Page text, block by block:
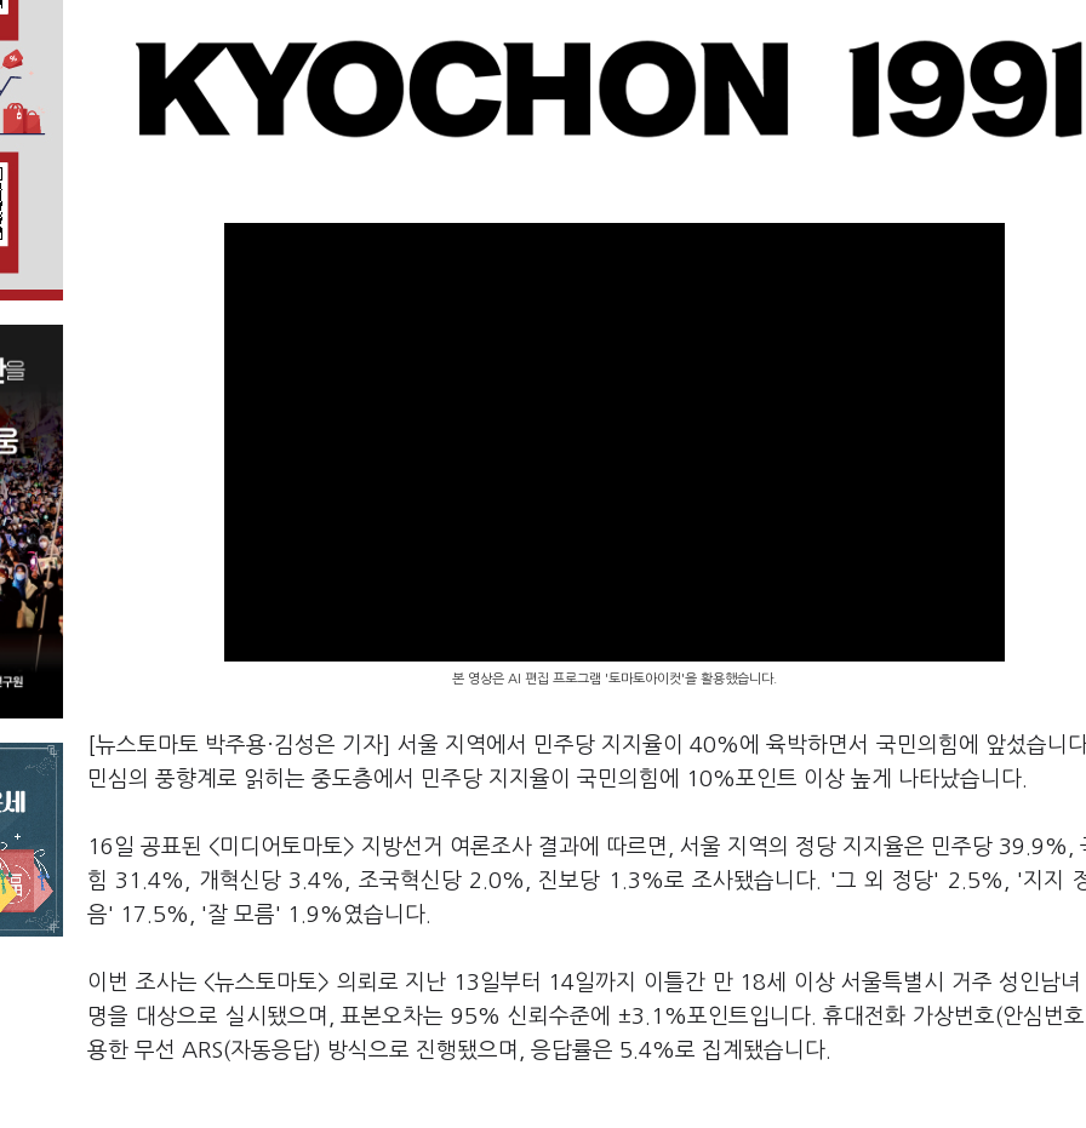
본 영상은 AI 편집 프로그램 '토마토아이컷'을 활용했습니다.
[뉴스토마토 박주용·김성은 기자] 서울 지역에서 민주당 지지율이 40%에 육박하면서 국민의힘에 앞섰습니
민심의 풍향계로 읽히는 중도층에서 민주당 지지율이 국민의힘에 10%포인트 이상 높게 나타났습니다.
16일 공표된 <미디어토마토> 지방선거 여론조사 결과에 따르면, 서울 지역의 정당 지지율은 민주당 39.9%,
힘 31.4%, 개혁신당 3.4%, 조국혁신당 2.0%, 진보당 1.3%로 조사됐습니다. '그 외 정당' 2.5%, '지지
음' 17.5%, '잘 모름' 1.9%였습니다.
이번 조사는 <뉴스토마토> 의뢰로 지난 13일부터 14일까지 이틀간 만 18세 이상 서울특별시 거주 성인남
명을 대상으로 실시됐으며, 표본오차는 95% 신뢰수준에 ±3.1%포인트입니다. 휴대전화 가상번호(안심번
용한 무선 ARS(자동응답) 방식으로 진행됐으며, 응답률은 5.4%로 집계됐습니다.